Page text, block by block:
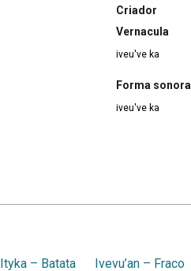
Criador
Vernacula
iveu've ka
Forma sonora
iveu've ka
Ityka – Batata Ivevu’an – Fraco